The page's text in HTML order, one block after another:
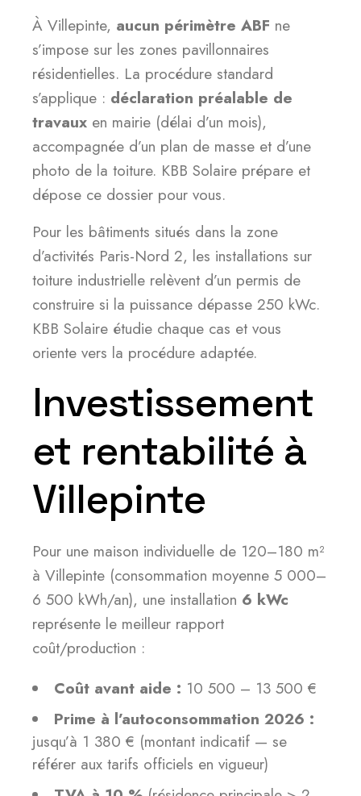
À Villepinte, aucun périmètre ABF ne
s’impose sur les zones pavillonnaires
résidentielles. La procédure standard
s’applique : déclaration préalable de
travaux en mairie (délai d’un mois),
accompagnée d’un plan de masse et d’une
photo de la toiture. KBB Solaire prépare et
dépose ce dossier pour vous.
Pour les bâtiments situés dans la zone
d’activités Paris-Nord 2, les installations sur
toiture industrielle relèvent d’un permis de
construire si la puissance dépasse 250 kWc.
KBB Solaire étudie chaque cas et vous
oriente vers la procédure adaptée.
Investissement
et rentabilité à
Villepinte
Pour une maison individuelle de 120–180 m²
à Villepinte (consommation moyenne 5 000–
6 500 kWh/an), une installation 6 kWc
représente le meilleur rapport
coût/production :
Coût avant aide : 10 500 – 13 500 €
Prime à l’autoconsommation 2026 :
jusqu’à 1 380 € (montant indicatif — se
référer aux tarifs officiels en vigueur)